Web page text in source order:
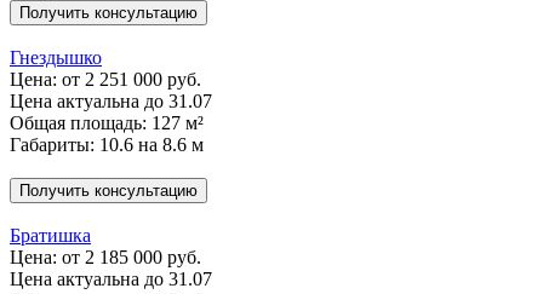
Получить консультацию
Гнездышко
Цена: от 2 251 000 руб.
Цена актуальна до 31.07
Общая площадь: 127 м²
Габариты: 10.6 на 8.6 м
Получить консультацию
Братишка
Цена: от 2 185 000 руб.
Цена актуальна до 31.07